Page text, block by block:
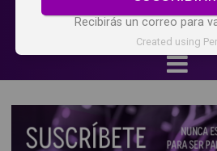
Recibirás un correo para
Created using